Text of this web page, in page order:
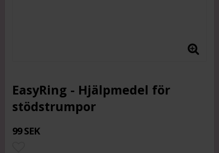
EasyRing - Hjälpmedel för
stödstrumpor
99 SEK